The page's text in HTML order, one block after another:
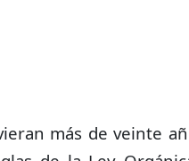
más de veinte